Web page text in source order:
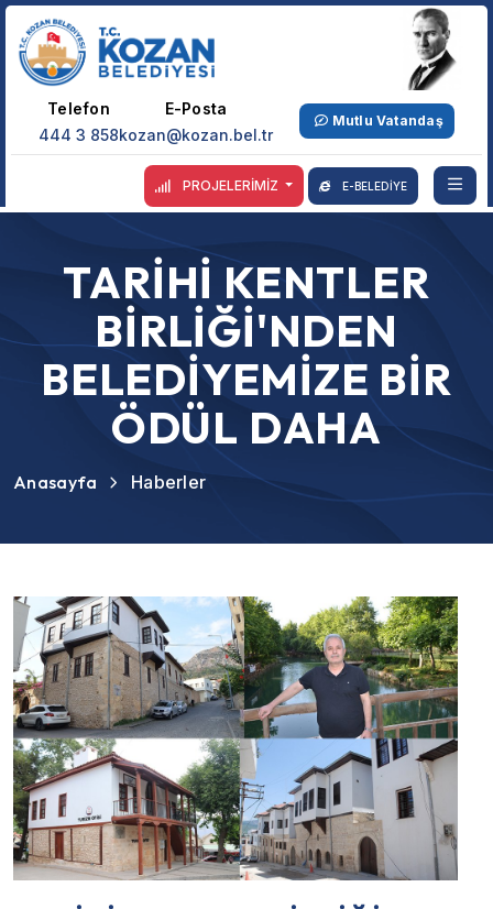
Telefon
444 3 858
E-Posta
kozan@kozan.bel.tr
Mutlu Vatandaş
PROJELERİMİZ E-BELEDİYE
TARİHİ KENTLER
BİRLİĞİ'NDEN
BELEDİYEMİZE BİR
ÖDÜL DAHA
Anasayfa Haberler